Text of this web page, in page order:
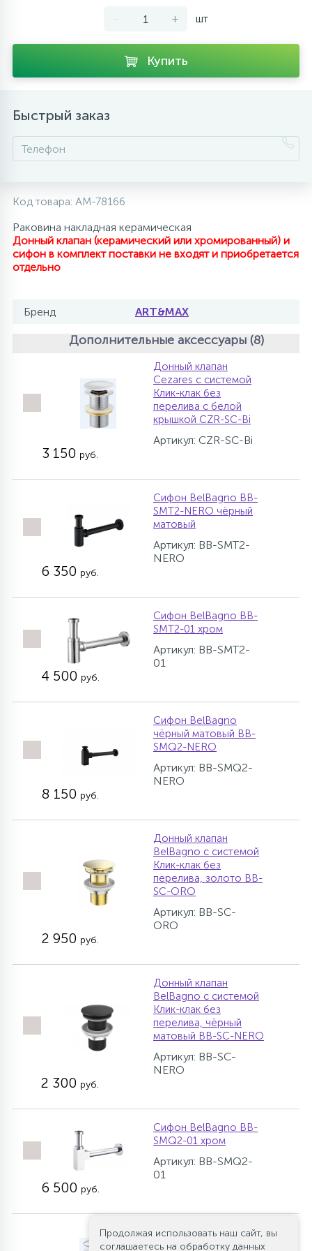
Напольные смесители
- + шт
Купить
Быстрый заказ
Код товара: AM-78166
Раковина накладная керамическая
Донный клапан (керамический или хромированный) и
сифон в комплект поставки не входят и приобретается
отдельно
Бренд ART&MAX
Дополнительные аксессуары (8)
Донный клапан
Cezares с системой
Клик-клак без
перелива с белой
крышкой CZR-SC-Bi
Артикул: CZR-SC-Bi
3 150 руб.
Сифон BelBagno BB-
SMT2-NERO чёрный
матовый
Артикул: BB-SMT2-
NERO
6 350 руб.
Сифон BelBagno BB-
SMT2-01 хром
Артикул: BB-SMT2-
01
4 500 руб.
Сифон BelBagno
чёрный матовый BB-
SMQ2-NERO
Артикул: BB-SMQ2-
NERO
8 150 руб.
Донный клапан
BelBagno с системой
Клик-клак без
перелива, золото BB-
SC-ORO
Артикул: BB-SC-
ORO
2 950 руб.
Донный клапан
BelBagno с системой
Клик-клак без
перелива, чёрный
матовый BB-SC-NERO
Артикул: BB-SC-
NERO
2 300 руб.
Сифон BelBagno BB-
SMQ2-01 хром
Артикул: BB-SMQ2-
01
6 500 руб.
Донный клапан
Cezares CZR-SC-01 с
Продолжая использовать наш сайт, вы
соглашаетесь на обработку данных